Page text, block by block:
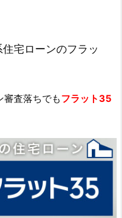
宅ローンのフラッ
審査落ちでもフラット35